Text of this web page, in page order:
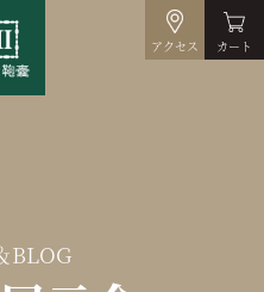
アクセス カート
BLOG